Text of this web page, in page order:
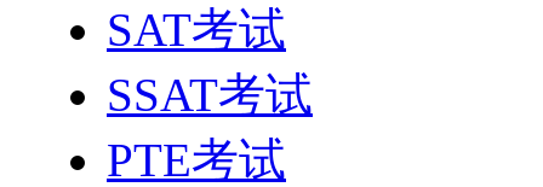
SAT考试
SSAT考试
PTE考试